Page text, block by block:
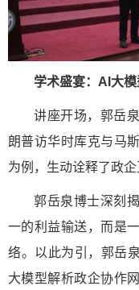
学术盛宴：AI大
讲座开场，郭岳
朗普访华时库克与马
为例，生动诠释了政
郭岳泉博士深刻
一的利益输送，而是
络。以此为引，郭岳
大模型解析政企协作